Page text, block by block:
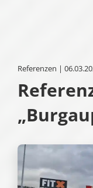
Referenzen |